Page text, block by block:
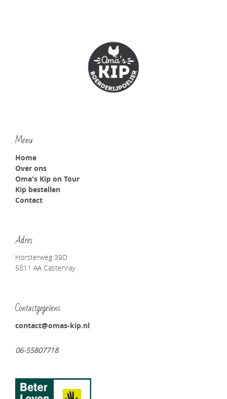
Menu
Home
Over ons
Oma's Kip on Tour
Kip bestellen
Contact
Adres
Horsterweg 39D
5811 AA Castenray
Contactgegevens
contact@omas-kip.nl
06-55807718